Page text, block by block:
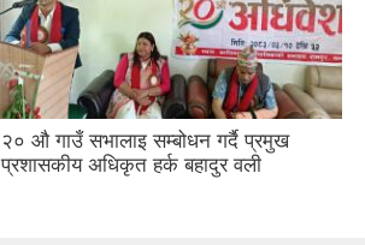
२० औ गाउँ सभालाइ सम्बोधन गर्दै प्रमुख
प्रशासकीय अधिकृत हर्क बहादुर वली